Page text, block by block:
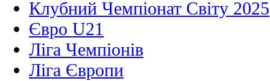
Клубний Чемпіонат Світу 2025
Євро U21
Ліга Чемпіонів
Ліга Європи